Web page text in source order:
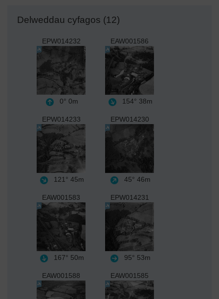
Delweddau cyfagos (12)
EPW014232
0° 0m
EAW001586
154° 38m
EPW014233
121° 45m
EPW014230
45° 46m
EAW001583
167° 50m
EPW014231
95° 53m
EAW001588 EAW001585